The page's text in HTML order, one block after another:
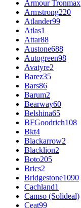
Armour Tronmax
Armstrong220
Atlander99
Atlas1
Attar88
Austone688
Autogreen98
Avatyre2
Barez35
Bars86
Barum2
Bearway60
Belshina65
BFGoodrich108
Bkt4
Blackarrow2
Blacklion2
Boto205
Brics2
Bridgestone1090
Cachland1
Camso (Solideal)
Ceat99